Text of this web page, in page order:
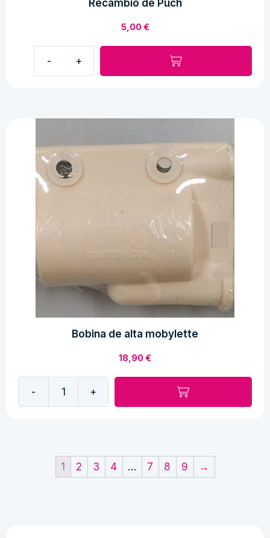
Recambio de Puch
5,00€
Bobina de alta mobylette
18,90€
-
cantidad
+
1 2 3 4 … 7 8 9 →